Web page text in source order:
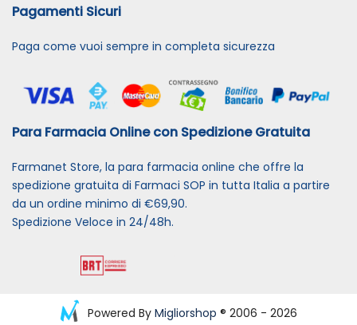
Pagamenti Sicuri
Paga come vuoi sempre in completa sicurezza
Para Farmacia Online con Spedizione Gratuita
Farmanet Store, la para farmacia online che offre la
spedizione gratuita di Farmaci SOP in tutta Italia a partire
da un ordine minimo di €69,90.
Spedizione Veloce in 24/48h.
Powered By Migliorshop ® 2006 - 2026